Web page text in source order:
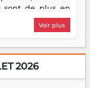
sont de plus en
— souvent
avec cette
de décrocher le
Elia rafle le Prix
Voir plus
2026